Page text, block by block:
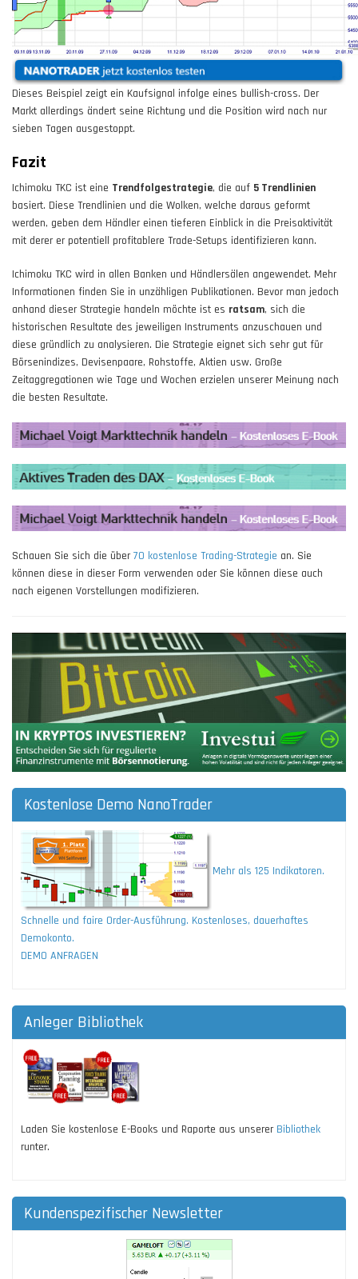
Dieses Beispiel zeigt ein Kaufsignal infolge eines bullish-cross. Der
Markt allerdings ändert seine Richtung und die Position wird nach nur
sieben Tagen ausgestoppt.
Fazit
Ichimoku TKC ist eine Trendfolgestrategie, die auf 5 Trendlinien
basiert. Diese Trendlinien und die Wolken, welche daraus geformt
werden, geben dem Händler einen tieferen Einblick in die Preisaktivität
mit derer er potentiell profitablere Trade-Setups identifizieren kann.
Ichimoku TKC wird in allen Banken und Händlersälen angewendet. Mehr
Informationen finden Sie in unzähligen Publikationen. Bevor man jedoch
anhand dieser Strategie handeln möchte ist es ratsam, sich die
historischen Resultate des jeweiligen Instruments anzuschauen und
diese gründlich zu analysieren. Die Strategie eignet sich sehr gut für
Börsenindizes, Devisenpaare, Rohstoffe, Aktien usw. Große
Zeitaggregationen wie Tage und Wochen erzielen unserer Meinung nach
die besten Resultate.
Schauen Sie sich die über70 kostenlose Trading-Strategie an. Sie
können diese in dieser Form verwenden oder Sie können diese auch
nach eigenen Vorstellungen modifizieren.
Kostenlose Demo NanoTrader
Mehr als 125 Indikatoren.
Schnelle und faire Order-Ausführung. Kostenloses, dauerhaftes
Demokonto.
DEMO ANFRAGEN
Anleger Bibliothek
Laden Sie kostenlose E-Books und Raporte aus unserer Bibliothek
runter.
Kundenspezifischer Newsletter